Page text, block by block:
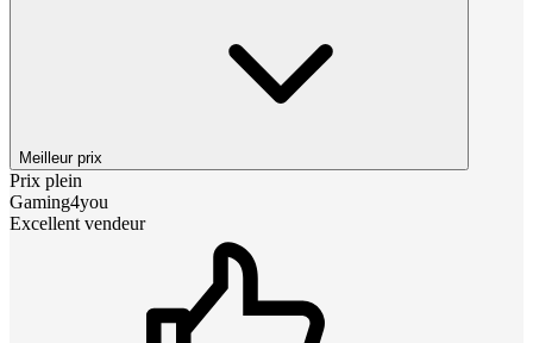
Meilleur prix
Prix plein
Gaming4you
Excellent vendeur